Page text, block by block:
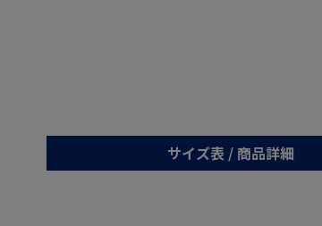
サイズ表 / 商品詳細